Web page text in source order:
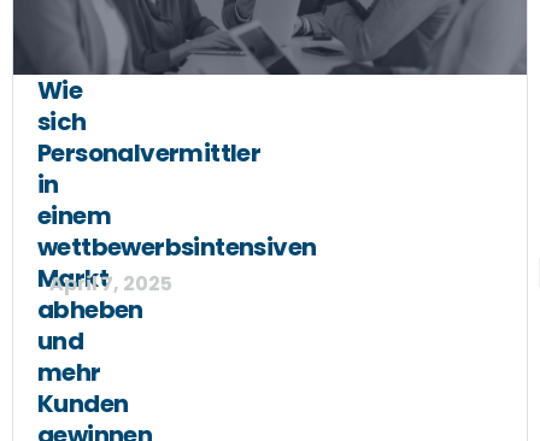
Wie
sich
Personalvermittler
in
einem
wettbewerbsintensiven
Markt
abheben
und
mehr
Kunden
April 7, 2025